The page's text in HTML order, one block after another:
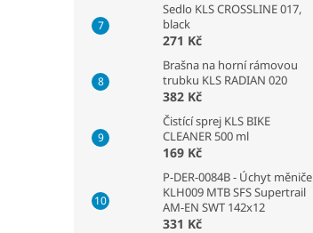
Sedlo KLS CROSSLINE 017,
black
271 Kč
Brašna na horní rámovou
trubku KLS RADIAN 020
382 Kč
Čistící sprej KLS BIKE
CLEANER 500 ml
169 Kč
P-DER-0084B - Úchyt měniče
KLH009 MTB SFS Supertrail
AM-EN SWT 142x12
331 Kč